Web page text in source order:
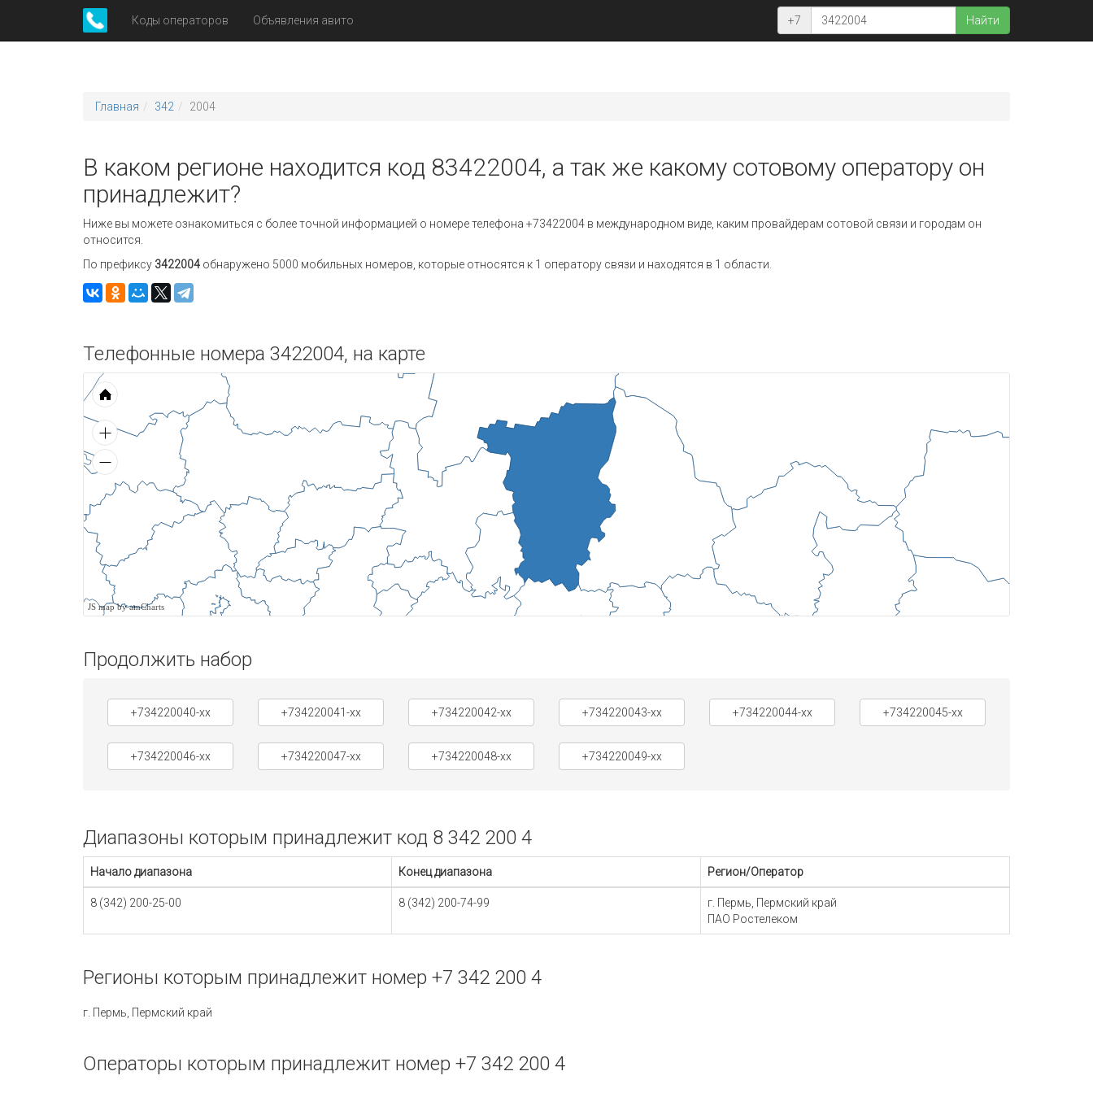
Коды операторов Объявления авито +7 Найти
Главная 342 2004
В каком регионе находится код 83422004, а так же какому сотовому оператору он
принадлежит?
Ниже вы можете ознакомиться с более точной информацией о номере телефона +73422004 в международном виде, каким провайдерам сотовой связи и городам он
относится.
По префиксу 3422004 обнаружено 5000 мобильных номеров, которые относятся к 1 оператору связи и находятся в 1 области.
Телефонные номера 3422004, на карте
JS map by amCharts
Продолжить набор
+734220040-xx +734220041-xx +734220042-xx +734220043-xx +734220044-xx +734220045-xx
+734220046-xx +734220047-xx +734220048-xx +734220049-xx
Диапазоны которым принадлежит код 8 342 200 4
Начало диапазона Конец диапазона Регион/Оператор
8 (342) 200-25-00 8 (342) 200-74-99
г. Пермь, Пермский край
ПАО Ростелеком
Регионы которым принадлежит номер +7 342 200 4
г. Пермь, Пермский край
Операторы которым принадлежит номер +7 342 200 4